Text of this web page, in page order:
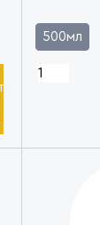
500мл